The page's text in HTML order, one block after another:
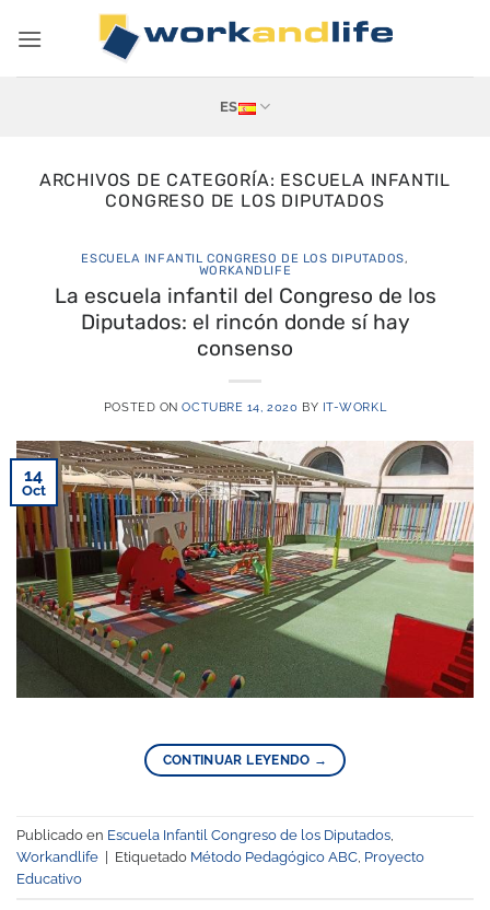
ES
ARCHIVOS DE CATEGORÍA: ESCUELA INFANTIL
CONGRESO DE LOS DIPUTADOS
ESCUELA INFANTIL CONGRESO DE LOS DIPUTADOS,
WORKANDLIFE
La escuela infantil del Congreso de los
Diputados: el rincón donde sí hay
consenso
POSTED ONOCTUBRE 14, 2020 BY IT-WORKL
14
Oct
CONTINUAR LEYENDO →
Publicado en Escuela Infantil Congreso de los Diputados
Workandlife | Etiquetado Método Pedagógico ABC Proyecto
Educativo